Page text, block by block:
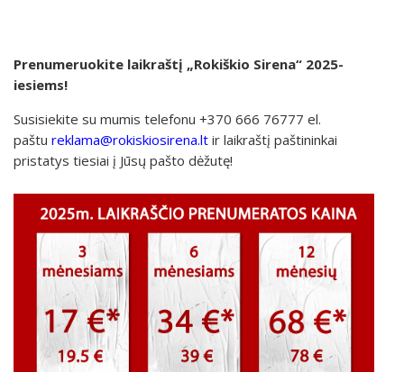
Prenumeruokite laikraštį „Rokiškio Sirena“ 2025-
iesiems!
Susisiekite su mumis telefonu +370 666 76777 el.
paštu reklama@rokiskiosirena.lt ir laikraštį paštininkai
pristatys tiesiai į Jūsų pašto dėžutę!